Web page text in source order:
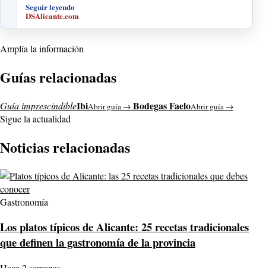
Seguir leyendo
DSAlicante.com
Amplía la información
Guías relacionadas
Guía imprescindibleIbiAbrir guía → Bodegas FaeloAbrir guía →
Sigue la actualidad
Noticias relacionadas
Gastronomía
Los platos típicos de Alicante: 25 recetas tradicionales
que definen la gastronomía de la provincia